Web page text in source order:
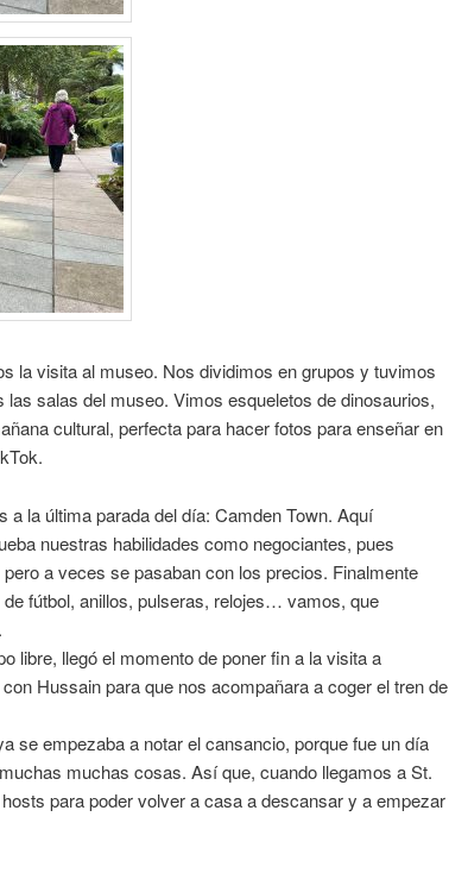
la visita al museo. Nos dividimos en grupos y tuvimos
las salas del museo. Vimos esqueletos de dinosaurios,
cultural, perfecta para hacer fotos para enseñar en
a la última parada del día: Camden Town. Aquí
nuestras habilidades como negociantes, pues
a veces se pasaban con los precios. Finalmente
fútbol, anillos, pulseras, relojes… vamos, que
libre, llegó el momento de poner fin a la visita a
Hussain para que nos acompañara a coger el tren de
se empezaba a notar el cansancio, porque fue un día
muchas cosas. Así que, cuando llegamos a St.
para poder volver a casa a descansar y a empezar